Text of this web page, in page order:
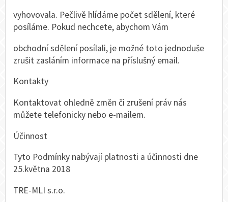
vyhovovala. Pečlivě hlídáme počet sdělení, které
posíláme. Pokud nechcete, abychom Vám
obchodní sdělení posílali, je možné toto jednoduše
zrušit zasláním informace na příslušný email.
Kontakty
Kontaktovat ohledně změn či zrušení práv nás
můžete telefonicky nebo e-mailem.
Účinnost
Tyto Podmínky nabývají platnosti a účinnosti dne
25.května 2018
TRE-MLI s.r.o.